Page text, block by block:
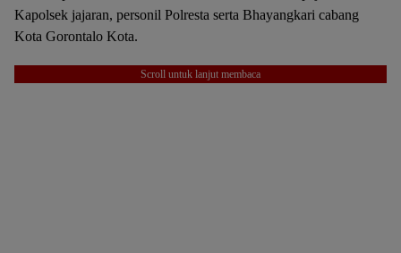
Kapolsek jajaran, personil Polresta serta Bhayangkari cabang
Kota Gorontalo Kota.
Scroll untuk lanjut membaca